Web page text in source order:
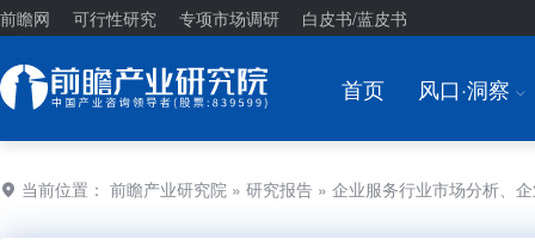
前瞻网 可行性研究 专项市场调研 白皮书/蓝皮书
首页 风口·洞察 I
当前位置： 前瞻产业研究院 » 研究报告 » 企业服务行业市场分析、